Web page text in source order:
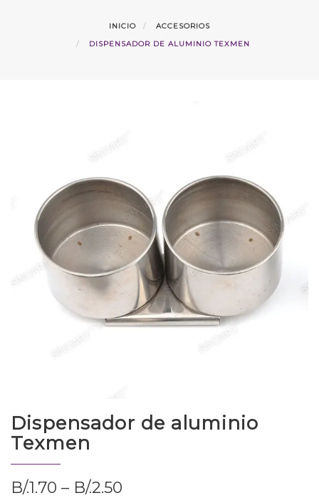
INICIO
ACCESORIOS
DISPENSADOR DE ALUMINIO TEXMEN
Dispensador de aluminio
Texmen
B/.1.70 – B/.2.50